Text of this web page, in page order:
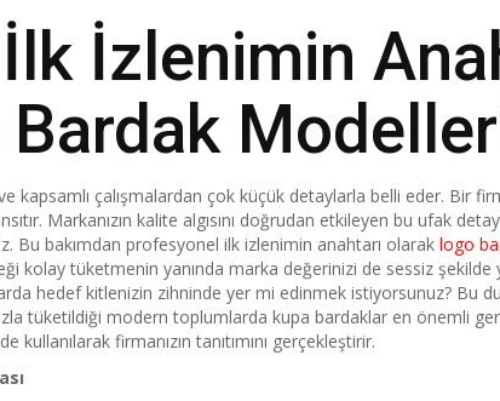
İzlenimin
Bardak
çalışmalardan çok küçük detaylarla belli eder. Bir
Markanızın kalite algısını doğrudan etkileyen bu ufak
Bu bakımdan profesyonel ilk izlenimin anahtarı olarak logo
kolay tüketmenin yanında marka değerinizi de sessiz
hedef kitlenizin zihninde yer mi edinmek istiyorsunuz? Bu
tüketildiği modern toplumlarda kupa bardaklar en önemli
firmanızın tanıtımını gerçekleştirir.